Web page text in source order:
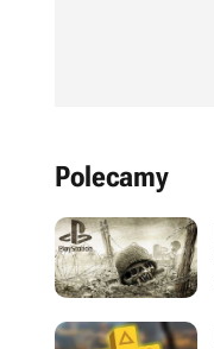
Polecamy